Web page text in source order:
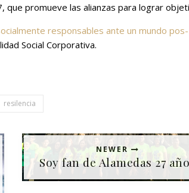
que promueve las alianzas para lograr
responsables ante un mundo pos-
Social Corporativa.
resilencia
NEWER
Soy fan de Alamedas 27